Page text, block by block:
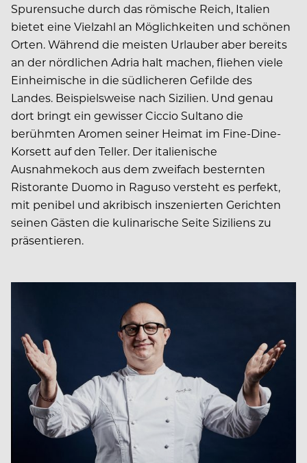
Spurensuche durch das römische Reich, Italien
bietet eine Vielzahl an Möglichkeiten und schönen
Orten. Während die meisten Urlauber aber bereits
an der nördlichen Adria halt machen, fliehen viele
Einheimische in die südlicheren Gefilde des
Landes. Beispielsweise nach Sizilien. Und genau
dort bringt ein gewisser Ciccio Sultano die
berühmten Aromen seiner Heimat im Fine-Dine-
Korsett auf den Teller. Der italienische
Ausnahmekoch aus dem zweifach besternten
Ristorante Duomo in Raguso versteht es perfekt,
mit penibel und akribisch inszenierten Gerichten
seinen Gästen die kulinarische Seite Siziliens zu
präsentieren.